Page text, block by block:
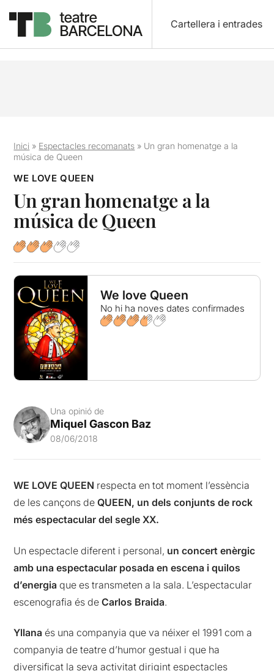
Cartellera i entrades
Inici » Espectacles recomanats » Un gran homenatge a la
música de Queen
WE LOVE QUEEN
Un gran homenatge a la
música de Queen
We love Queen
No hi ha noves dates confirmades
Una opinió de
Miquel Gascon Baz
08/06/2018
WE LOVE QUEEN respecta en tot moment l’essència
de les cançons deQUEEN, un dels conjunts de rock
més espectacular del segle XX.
Un espectacle diferent i personal, un concert enèrgic
amb una espectacular posada en escena i quilos
d’energia que es transmeten a la sala. L’espectacular
escenografia és deCarlos Braida.
Yllana és una companyia que va néixer el 1991 com a
companyia de teatre d’humor gestual i que ha
diversificat la seva activitat dirigint espectacles